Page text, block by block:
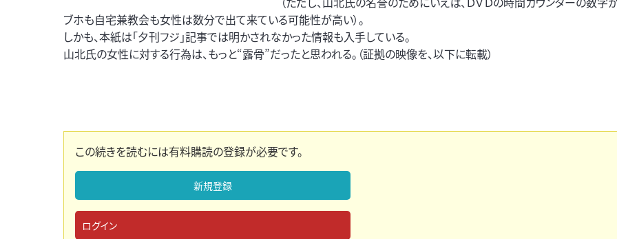
ブホも自宅兼教会も女性は数分で出て来ている可能性が高い）。
しかも、本紙は「夕刊フジ」記事では明かされなかった情報も入手している。
山北氏の女性に対する行為は、もっと“露骨”だったと思われる。（証拠の映像を、以下に転載）
この続きを読むには有料購読の登録が必要です。
新規登録
ログイン